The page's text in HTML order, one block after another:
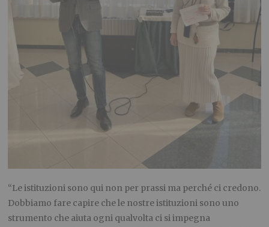
“Le istituzioni sono qui non per prassi ma perché ci credono.
Dobbiamo fare capire che le nostre istituzioni sono uno
strumento che aiuta ogni qualvolta ci si impegna